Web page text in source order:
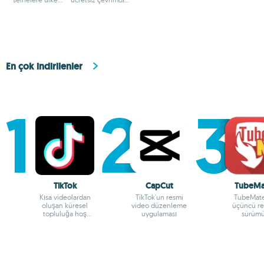
En çok indirilenler
TikTok
Kısa videolardan
oluşan küresel
topluluğa hoş
CapCut
TikTok'un resmi
video düzenleme
uygulaması
üçüncü